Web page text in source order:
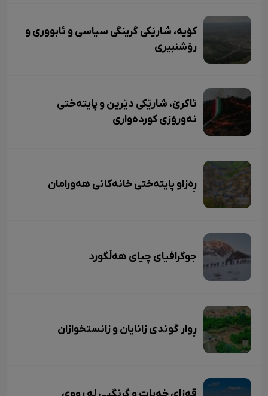
کۆیە، شارێکی گرینگی سیاسی و ئابووری و
رۆشنبیری
ئاکرێ، شارێکی دێرین و پایتەختی
نەورۆزی کوردەواری
ڕەزاو پایتەختی خانەکانی هەورامان
جوگرافیای چیای هەڵگورد
ڕوار گوندی زانایان و زانستخوازان